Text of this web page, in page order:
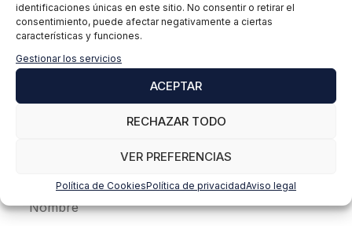
identificaciones únicas en este sitio. No consentir o retirar el
consentimiento, puede afectar negativamente a ciertas
características y funciones.
Gestionar los servicios
ACEPTAR
RECHAZAR TODO
VER PREFERENCIAS
Política de CookiesPolítica de privacidadAviso legal
Comentario